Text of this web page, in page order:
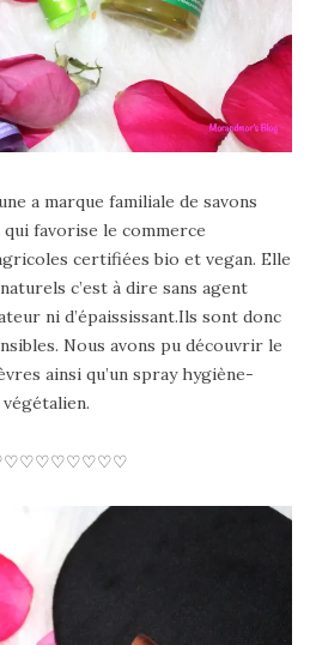
a marque familiale de savons
favorise le commerce
certifiées bio et vegan. Elle
c’est à dire sans agent
ni d’épaississant.Ils sont donc
Nous avons pu découvrir le
ainsi qu’un spray hygiène-